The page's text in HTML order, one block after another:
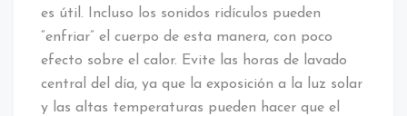
es útil. Incluso los sonidos ridículos pueden
“enfriar” el cuerpo de esta manera, con poco
efecto sobre el calor. Evite las horas de lavado
central del día, ya que la exposición a la luz solar
y las altas temperaturas pueden hacer que el